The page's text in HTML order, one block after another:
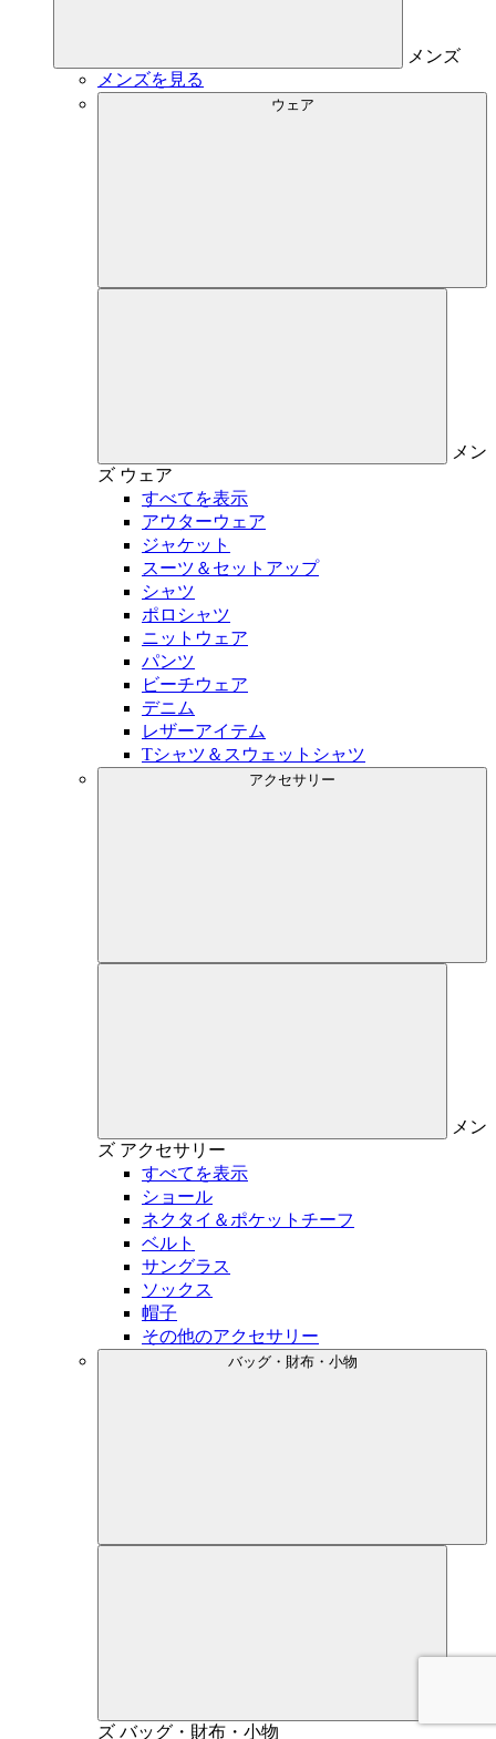
メンズ
メンズを見る
ウェア
メン
ズ ウェア
すべてを表示
アウターウェア
ジャケット
スーツ＆セットアップ
シャツ
ポロシャツ
ニットウェア
パンツ
ビーチウェア
デニム
レザーアイテム
Tシャツ＆スウェットシャツ
アクセサリー
メン
ズ アクセサリー
すべてを表示
ショール
ネクタイ＆ポケットチーフ
ベルト
サングラス
ソックス
帽子
その他のアクセサリー
バッグ・財布・小物
ズ バッグ・財布・小物